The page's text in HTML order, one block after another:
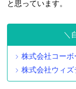
と思っています。
株式会社コーボ
株式会社ウィズ